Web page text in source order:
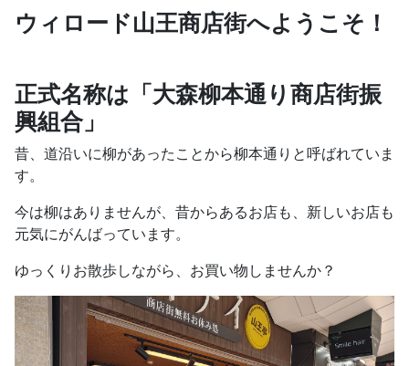
ウィロード山王商店街へようこそ！
正式名称は「大森柳本通り商店街振
興組合」
昔、道沿いに柳があったことから柳本通りと呼ばれていま
す。
今は柳はありませんが、昔からあるお店も、新しいお店も
元気にがんばっています。
ゆっくりお散歩しながら、お買い物しませんか？